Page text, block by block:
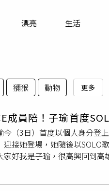
運勢
漂亮 生活
獼猴 動物 更多
成員陪！子瑜首度
今（3日）首度以個人身分登
迎接她登場，她隨後以SOLO
家好我是子瑜，很高興回到
高雄，子瑜笑說一直很想去
抵台時受到大批粉絲接機，